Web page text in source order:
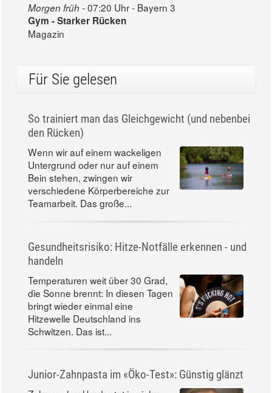
Morgen früh -07:20 Uhr - Bayern 3
Gym - Starker Rücken
Magazin
Für Sie gelesen
So trainiert man das Gleichgewicht (und nebenbei
den Rücken)
Wenn wir auf einem wackeligen
Untergrund oder nur auf einem
Bein stehen, zwingen wir
verschiedene Körperbereiche zur
Teamarbeit. Das große...
Gesundheitsrisiko: Hitze-Notfälle erkennen - und
handeln
Temperaturen weit über 30 Grad,
die Sonne brennt: In diesen Tagen
bringt wieder einmal eine
Hitzewelle Deutschland ins
Schwitzen. Das ist...
Junior-Zahnpasta im «Öko-Test»: Günstig glänzt